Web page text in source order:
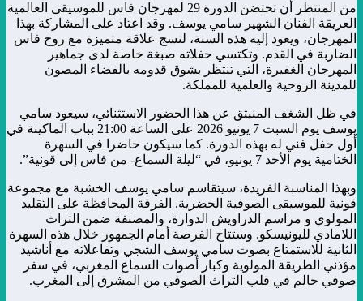
من المنتظر أن تحتضن الدورة 29 لمهرجان فاس للموسيقى العالمية
العريقة الفنان الشهير سامي يوسف. وقد اعتاد على المشاركة بهذا
المهرجان، ويعود إليه هذه السنة، لنسج علاقة متميزة مع روح فاس
الضاربة في القدم. وتكتسي حفلاته صبغة خاصة لدى جماهير
المهرجان الغفيرة، التي تنتظر بشوق قدومه بالفضاء المصون
للمدينة الروحية والعلمية للمملكة.
في ظل الشغف المنبثق عن هذا الحضور الاستثنائي، سيعود سامي
يوسف يوم السبت 7 يونيو 2026 على الساعة 21:00 بباب الماكينة في
أول حفل فني له بهذه الدورة. كما سيكون حاضرا في السهرة
الختامية يوم الأحد 7 يونيو، في “ليلة السماع- من فاس إلى قونية”.
وبهذا المناسبة الفريدة، سيتقاسم سامي يوسف الخشبة مع مجموعة
قونية للموسيقى الصوفية الحضرية. الفرقة المحافظة على التقليد
المولوي و مراسم الدراويش الدوارة، والمصنفة ضمن التراث
اللامادي لليونيسكو. وستتاح الفرصة أمام الجمهور خلال هذه السهرة
الثانية للاستمتاع بصوت سامي يوسف الشجي وتفاعلاته مع أناشيد
مؤذني الطريقة المولوية وكبار أصوات السماع المغربي، في سفر
صوفي حالم في قلب التراث الصوقي من المشرق إلى المغرب.